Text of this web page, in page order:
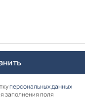
персональных данных
заполнения поля